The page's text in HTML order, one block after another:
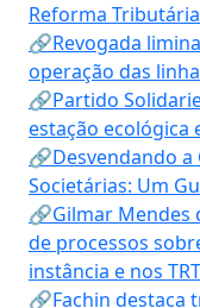
Reforma
🔗Revogada
operação das
🔗Partido
estação ecológica
🔗Desvendando a
Societárias: Um
🔗Gilmar Mendes
de processos
instância e nos
🔗Fachin destaca